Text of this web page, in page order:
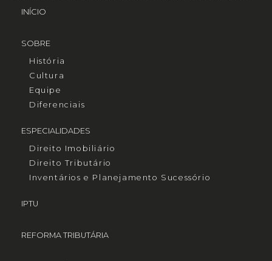
INÍCIO
SOBRE
História
Cultura
Equipe
Diferenciais
ESPECIALIDADES
Direito Imobiliário
Direito Tributário
Inventários e Planejamento Sucessório
IPTU
REFORMA TRIBUTÁRIA